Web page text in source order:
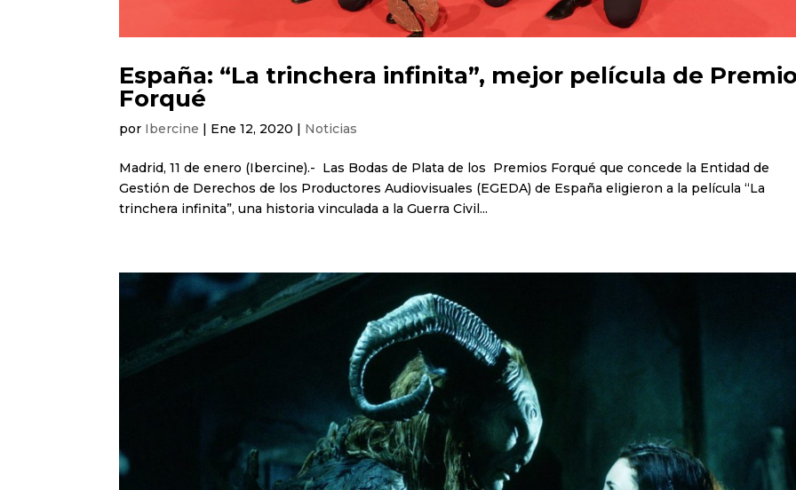
España: “La trinchera infinita”, mejor película de
Forqué
por Ibercine | Ene 12, 2020 | Noticias
Madrid, 11 de enero (Ibercine).- Las Bodas de Plata de los Premios Forqué que concede la Entidad de
Gestión de Derechos de los Productores Audiovisuales (EGEDA) de España eligieron a la película “La
trinchera infinita”, una historia vinculada a la Guerra Civil...